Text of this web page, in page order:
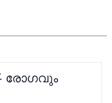
രോഗവും